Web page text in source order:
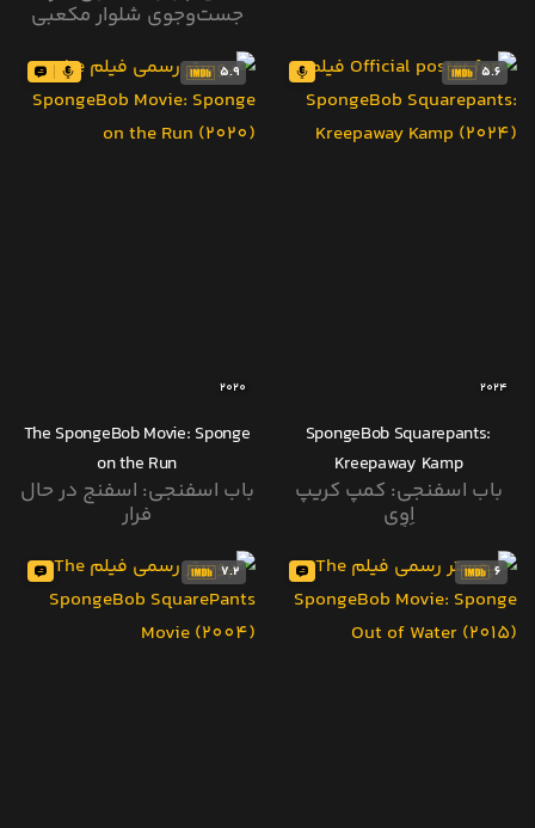
جست‌وجوی شلوار مکعبی
5.6
2024
SpongeBob Squarepants:
Kreepaway Kamp
باب اسفنجی: کمپ کریپ
اِوِی
5.9
2020
The SpongeBob Movie: Sponge
on the Run
باب اسفنجی: اسفنج در حال
فرار
6
7.2